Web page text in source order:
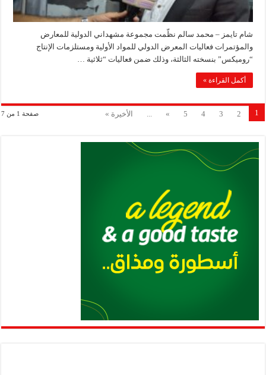
شام تايمز – محمد سالم نظّمت مجموعة مشهداني الدولية للمعارض
والمؤتمرات فعاليات المعرض الدولي للمواد الأولية ومستلزمات الإنتاج
“روميكس” بنسخته الثالثة، وذلك ضمن فعاليات “ثلاثية …
أكمل القراءة »
صفحة 1 من 7 1
2
3
4
5
» الأخيرة »